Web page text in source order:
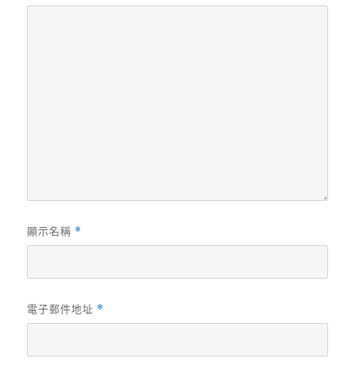
顯示名稱 *
電子郵件地址 *